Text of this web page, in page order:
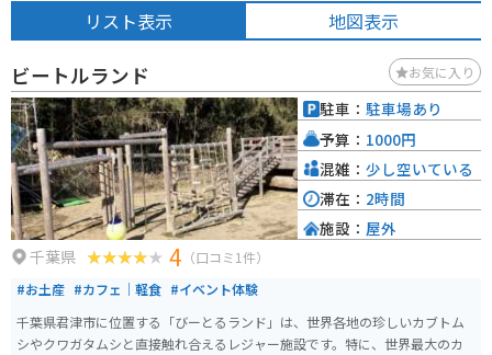
リスト表示 地図表示
ビートルランド お気に入り
千葉県 4 （口コミ1件）
#お土産 #カフェ｜軽食 #イベント体験
千葉県君津市に位置する「びーとるランド」は、世界各地の珍しいカブトム
シやクワガタムシと直接触れ合えるレジャー施設です。特に、世界最大のカ
駐車： 駐車場あり
予算： 1000円
混雑： 少し空いている
滞在： 2時間
施設： 屋外